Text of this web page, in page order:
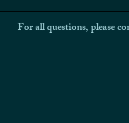
For all questions, please